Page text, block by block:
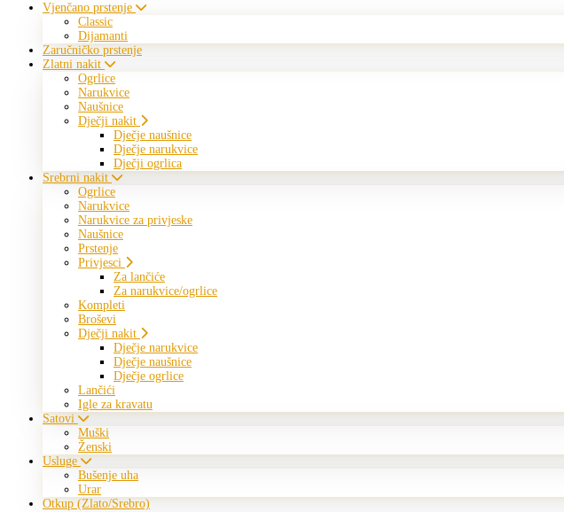
Vjenčano prstenje
Classic
Dijamanti
Zaručničko prstenje
Zlatni nakit
Ogrlice
Narukvice
Naušnice
Dječji nakit
Dječje naušnice
Dječje narukvice
Dječji ogrlica
Srebrni nakit
Ogrlice
Narukvice
Narukvice za privjeske
Naušnice
Prstenje
Privjesci
Za lančiće
Za narukvice/ogrlice
Kompleti
Broševi
Dječji nakit
Dječje narukvice
Dječje naušnice
Dječje ogrlice
Lančići
Igle za kravatu
Satovi
Muški
Ženski
Usluge
Bušenje uha
Urar
Otkup (Zlato/Srebro)